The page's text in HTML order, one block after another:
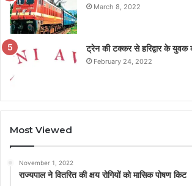
March 8, 2022
ट्रेन की टक्कर से हरिद्वार के युवक
February 24, 2022
Most Viewed
November 1, 2022
राज्यपाल ने वितरित की क्षय रोगियों को मासिक पोषण किट